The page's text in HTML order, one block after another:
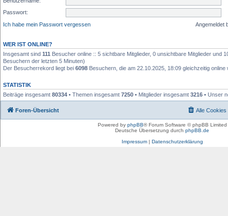
Passwort:
Ich habe mein Passwort vergessen
Angemeldet
WER IST ONLINE?
Insgesamt sind 111 Besucher online :: 5 sichtbare Mitglieder, 0 unsichtbare Mitglieder und
Besuchern der letzten 5 Minuten)
Der Besucherrekord liegt bei 6098 Besuchern, die am 22.10.2025, 18:09 gleichzeitig online
STATISTIK
Beiträge insgesamt 80334 • Themen insgesamt 7250 • Mitglieder insgesamt 3216 • Unser
Foren-Übersicht Alle Cookies
Powered by phpBB® Forum Software © phpBB Limited
Deutsche Übersetzung durch phpBB.de
Impressum| Datenschutzerklärung